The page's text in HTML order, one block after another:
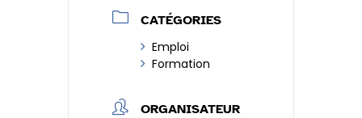
CATÉGORIES
Emploi
Formation
ORGANISATEUR